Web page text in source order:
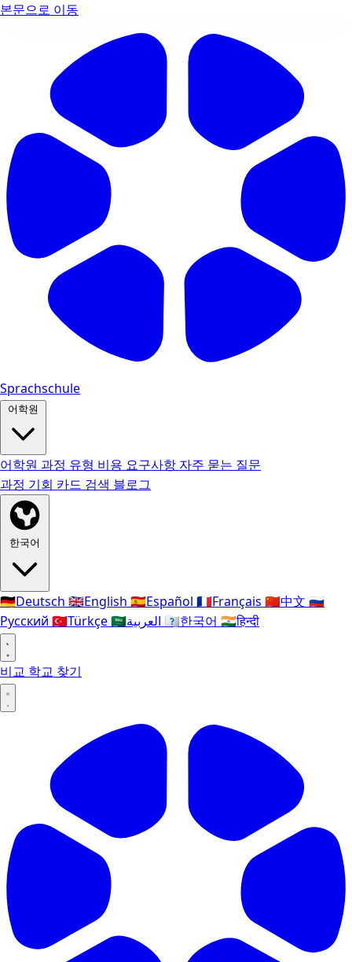
본문으로 이동
Sprachschule
어학원
어학원 과정 유형 비용 요구사항 자주 묻는 질문
과정 기회 카드 검색 블로그
한국어
🇩🇪Deutsch 🇬🇧English 🇪🇸Español 🇫🇷Français 🇨🇳中文 🇷🇺
Русский 🇹🇷Türkçe🇸🇦 🇰🇷한국어 🇮🇳हिन्दी
비교 학교 찾기